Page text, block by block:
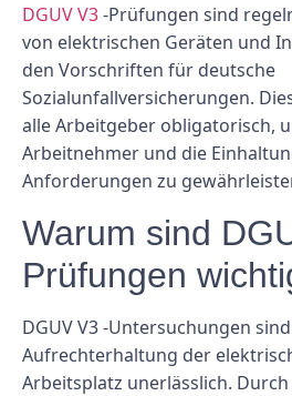
DGUV V3-Prüfungen sind
von elektrischen Geräten und
den Vorschriften für deutsche
Sozialunfallversicherungen.
alle Arbeitgeber obligatorisch,
Arbeitnehmer und die
Anforderungen zu
Warum sind
Prüfungen
DGUV V3 -Untersuchungen
Aufrechterhaltung der
Arbeitsplatz unerlässlich.